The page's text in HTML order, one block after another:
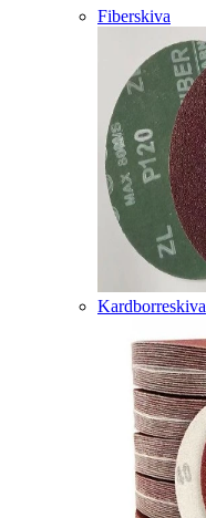
Fiberskiva
Kardborreskiva